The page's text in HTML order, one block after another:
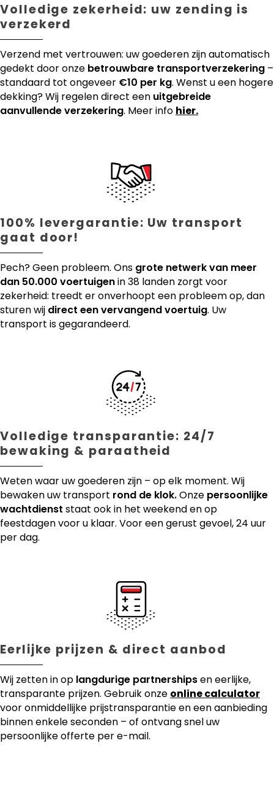
Volledige zekerheid: uw zending is
verzekerd
Verzend met vertrouwen: uw goederen zijn automatisch
gedekt door onze betrouwbare transportverzekering –
standaard tot ongeveer €10 per kg. Wenst u een hogere
dekking? Wij regelen direct een uitgebreide
aanvullende verzekering. Meer info hier.
100% levergarantie: Uw transport
gaat door!
Pech? Geen probleem. Ons grote netwerk van meer
dan 50.000 voertuigenin 38 landen zorgt voor
zekerheid: treedt er onverhoopt een probleem op, dan
sturen wij direct een vervangend voertuig. Uw
transport is gegarandeerd.
Volledige transparantie: 24/7
bewaking & paraatheid
Weten waar uw goederen zijn – op elk moment. Wij
bewaken uw transport rond de klok.Onze persoonlijke
wachtdienst staat ook in het weekend en op
feestdagen voor u klaar. Voor een gerust gevoel, 24 uur
per dag.
Eerlijke prijzen & direct aanbod
Wij zetten in op langdurige partnershipsen eerlijke,
transparante prijzen. Gebruik onze online calculator
voor onmiddellijke prijstransparantie en een aanbieding
binnen enkele seconden – of ontvang snel uw
persoonlijke offerte per e-mail.